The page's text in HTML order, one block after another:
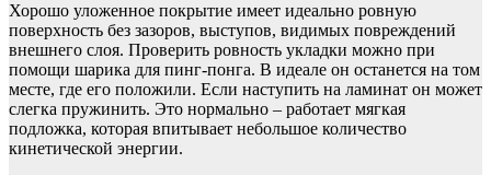
Хорошо уложенное покрытие имеет идеально ровную
поверхность без зазоров, выступов, видимых повреждений
внешнего слоя. Проверить ровность укладки можно при
помощи шарика для пинг-понга. В идеале он останется на том
месте, где его положили. Если наступить на ламинат он может
слегка пружинить. Это нормально – работает мягкая
подложка, которая впитывает небольшое количество
кинетической энергии.